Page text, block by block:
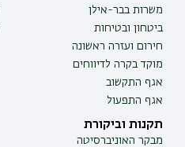
משרות בבר-אילן
ביטחון ובטיחות
חירום ועזרה ראשונה
מוקד בקרה לדיווחים
אגף התקשוב
אגף התפעול
תקנות וביקורת
מבקר האוניברסיטה